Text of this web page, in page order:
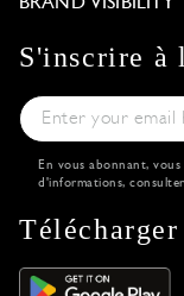
S'inscrire à
En vous abonnant,
d'informations,